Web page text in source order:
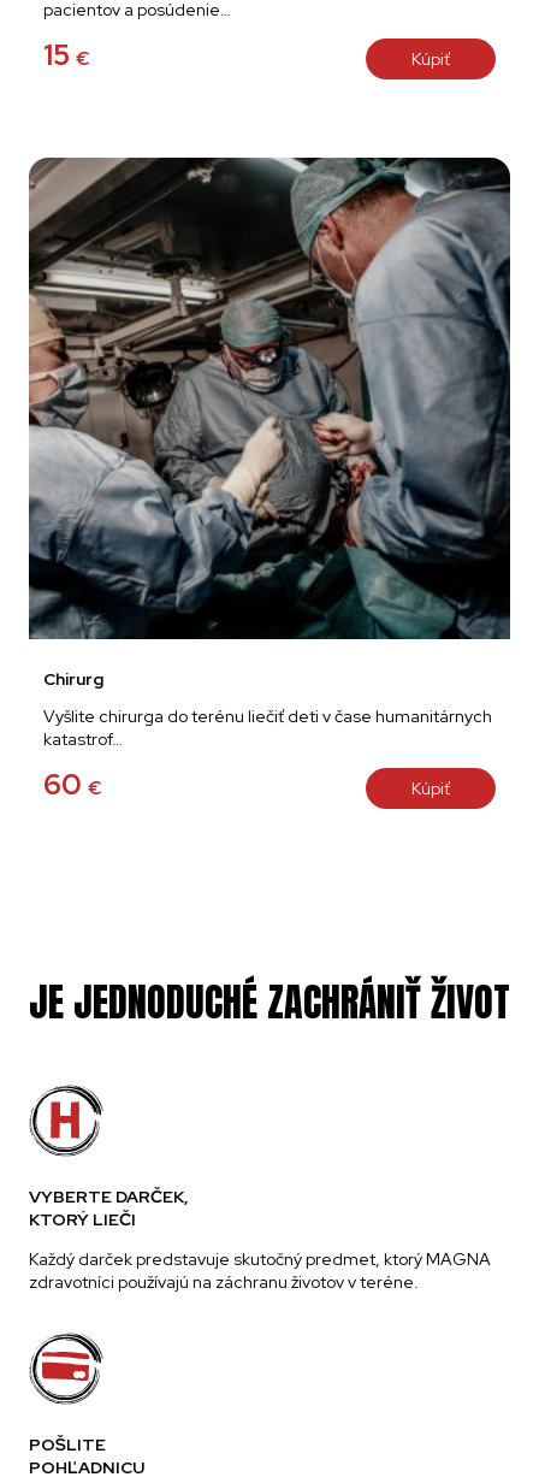
15 €
pacientov a posúdenie…
Kúpiť
Chirurg
60 €
Vyšlite chirurga do terénu liečiť deti v čase humanitárnych
katastrof…
Kúpiť
JE JEDNODUCHÉ ZACHRÁNIŤ ŽIVOT
VYBERTE DARČEK,
KTORÝ LIEČI
Každý darček predstavuje skutočný predmet, ktorý MAGNA
zdravotníci používajú na záchranu životov v teréne.
POŠLITE
POHĽADNICU